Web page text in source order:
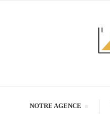
NOTRE AGENCE